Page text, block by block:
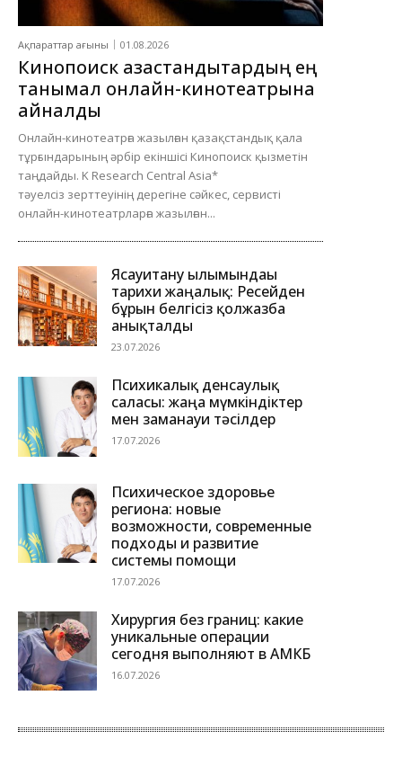
Ақпараттар ағыны 01.08.2026
Кинопоиск қазақстандықтардың ең
танымал онлайн-кинотеатрына
айналды
Онлайн-кинотеатрға жазылған қазақстандық қала
тұрғындарының әрбір екіншісі Кинопоиск қызметін
таңдайды. K Research Central Asia*
тәуелсіз зерттеуінің дерегіне сәйкес, сервисті
онлайн-кинотеатрларға жазылған...
Ясауитану ғылымындағы
тарихи жаңалық: Ресейден
бұрын белгісіз қолжазба
анықталды
23.07.2026
Психикалық денсаулық
саласы: жаңа мүмкіндіктер
мен заманауи тәсілдер
17.07.2026
Психическое здоровье
региона: новые
возможности, современные
подходы и развитие
системы помощи
17.07.2026
Хирургия без границ: какие
уникальные операции
сегодня выполняют в АМКБ
16.07.2026